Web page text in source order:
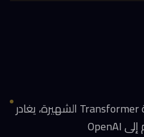
نعوم شازير، أحد مؤلفي ورقة Transformer الشهيرة، يغادر